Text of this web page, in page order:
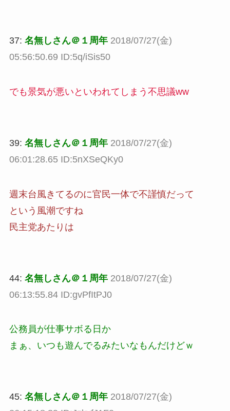
37: 名無しさん＠１周年 2018/07/27(金)
05:56:50.69 ID:5q/iSis50
でも景気が悪いといわれてしまう不思議ww
39: 名無しさん＠１周年 2018/07/27(金)
06:01:28.65 ID:5nXSeQKy0
週末台風きてるのに官民一体で不謹慎だって
という風潮ですね
民主党あたりは
44: 名無しさん＠１周年 2018/07/27(金)
06:13:55.84 ID:gvPfItPJ0
公務員が仕事サボる日か
まぁ、いつも遊んでるみたいなもんだけどｗ
45: 名無しさん＠１周年 2018/07/27(金)